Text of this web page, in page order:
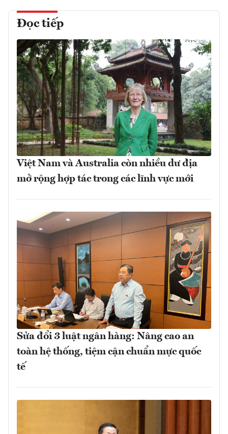
Đọc tiếp
Việt Nam và Australia còn nhiều dư địa
mở rộng hợp tác trong các lĩnh vực mới
Sửa đổi 3 luật ngân hàng: Nâng cao an
toàn hệ thống, tiệm cận chuẩn mực quốc
tế